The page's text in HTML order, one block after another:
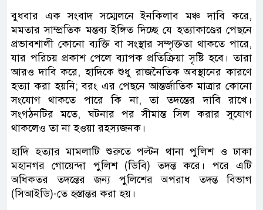
বুধবার এক সংবাদ সম্মেলনে ইনকিলাব মঞ্চ দাবি করে,
মমতার সাম্প্রতিক মন্তব্য ইঙ্গিত দিচ্ছে যে হত্যাকাণ্ডের পেছনে
প্রভাবশালী কোনো ব্যক্তি বা সংস্থার সম্পৃক্ততা থাকতে পারে,
যার পরিচয় প্রকাশ পেলে ব্যাপক প্রতিক্রিয়া সৃষ্টি হবে। তারা
আরও দাবি করে, হাদিকে শুধু রাজনৈতিক অবস্থানের কারণে
হত্যা করা হয়নি; বরং এর পেছনে আন্তর্জাতিক মাত্রার কোনো
সংযোগ থাকতে পারে কি না, তা তদন্তের দাবি রাখে।
সংগঠনটির মতে, ঘটনার পর সীমান্ত সিল করার সুযোগ
থাকলেও তা না হওয়া রহস্যজনক।
হাদি হত্যার মামলাটি শুরুতে পল্টন থানা পুলিশ ও ঢাকা
মহানগর গোয়েন্দা পুলিশ (ডিবি) তদন্ত করে। পরে এটি
অধিকতর তদন্তের জন্য পুলিশের অপরাধ তদন্ত বিভাগ
(সিআইডি)-তে হস্তান্তর করা হয়।